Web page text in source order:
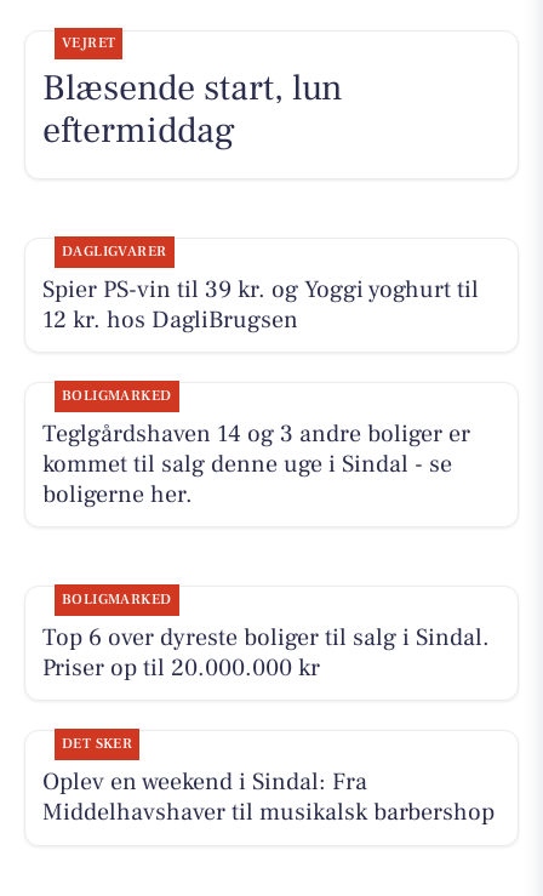
VEJRET
Blæsende start, lun
eftermiddag
DAGLIGVARER
Spier PS-vin til 39 kr. og Yoggi yoghurt til
12 kr. hos DagliBrugsen
BOLIGMARKED
Teglgårdshaven 14 og 3 andre boliger er
kommet til salg denne uge i Sindal - se
boligerne her.
BOLIGMARKED
Top 6 over dyreste boliger til salg i Sindal.
Priser op til 20.000.000 kr
DET SKER
Oplev en weekend i Sindal: Fra
Middelhavshaver til musikalsk barbershop